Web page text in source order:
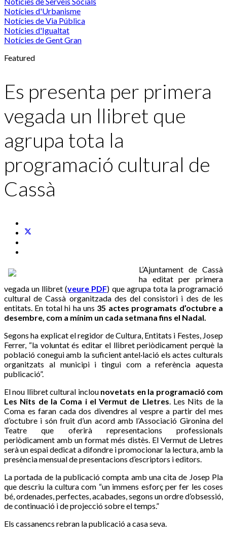
Notícies d'Urbanisme
Notícies de Via Pública
Notícies d'Igualtat
Notícies de Gent Gran
Featured
Es presenta per primera
vegada un llibret que
agrupa tota la
programació cultural de
Cassà
L’Ajuntament de Cassà
ha editat per primera
vegada un llibret (veure PDF) que agrupa tota la programació
cultural de Cassà organitzada des del consistori i des de les
entitats. En total hi ha uns 35 actes programats d’octubre a
desembre, com a mínim un cada setmana fins el Nadal.
Segons ha explicat el regidor de Cultura, Entitats i Festes, Josep
Ferrer, “la voluntat és editar el llibret periòdicament perquè la
població conegui amb la suficient antel·lació els actes culturals
organitzats al municipi i tingui com a referència aquesta
publicació”.
El nou llibret cultural inclou novetats en la programació com
Les Nits de la Coma i el Vermut de Lletres. Les Nits de la
Coma es faran cada dos divendres al vespre a partir del mes
d’octubre i són fruit d’un acord amb l’Associació Gironina del
Teatre que oferirà representacions professionals
periòdicament amb un format més distès. El Vermut de Lletres
serà un espai dedicat a difondre i promocionar la lectura, amb la
presència mensual de presentacions d’escriptors i editors.
La portada de la publicació compta amb una cita de Josep Pla
que descriu la cultura com “un immens esforç per fer les coses
bé, ordenades, perfectes, acabades, segons un ordre d’obsessió,
de continuació i de projecció sobre el temps.”
Els cassanencs rebran la publicació a casa seva.